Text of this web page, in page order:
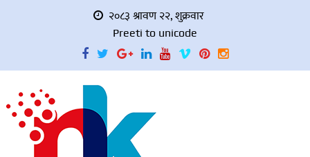
२०८३ श्रावण २२, शुक्रवार
Preeti to unicode